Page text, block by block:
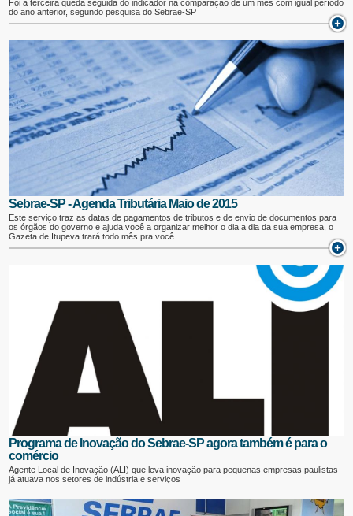
Foi a terceira queda seguida do indicador na comparação de um mês com igual período
do ano anterior, segundo pesquisa do Sebrae-SP
Sebrae-SP - Agenda Tributária Maio de 2015
Este serviço traz as datas de pagamentos de tributos e de envio de documentos para
os órgãos do governo e ajuda você a organizar melhor o dia a dia da sua empresa, o
Gazeta de Itupeva trará todo mês pra você.
Programa de Inovação do Sebrae-SP agora também é para o
comércio
Agente Local de Inovação (ALI) que leva inovação para pequenas empresas paulistas
já atuava nos setores de indústria e serviços